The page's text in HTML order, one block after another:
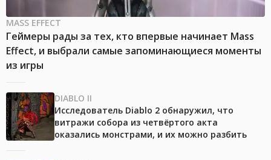
MASS EFFECT
Геймеры рады за тех, кто впервые начинает Mass
Effect, и выбрали самые запоминающиеся моменты
из игры
DIABLO II
Исследователь Diablo 2 обнаружил, что
витражи собора из четвёртого акта
оказались монстрами, и их можно разбить